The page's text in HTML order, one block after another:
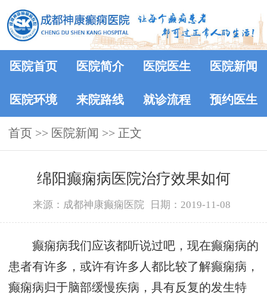
医院首页 医院简介 医院医生 医院新闻
医院环境 来院路线 就诊流程 预约医生
首页 >> 医院新闻 >> 正文
绵阳癫痫病医院治疗效果如何
来源：成都神康癫痫医院 日期：2019-11-08
癫痫病我们应该都听说过吧，现在癫痫病的
患者有许多，或许有许多人都比较了解癫痫病，
癫痫病归于脑部缓慢疾病，具有反复的发生特